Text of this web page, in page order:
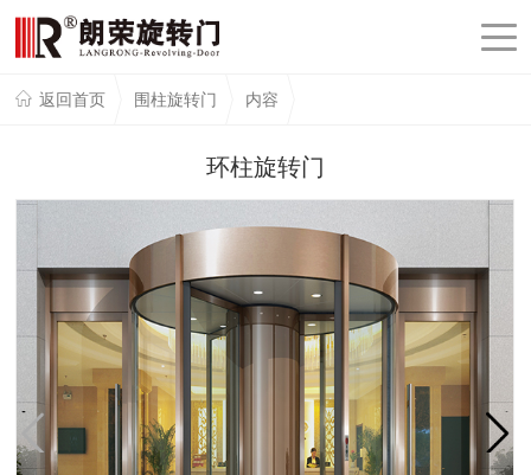
返回首页 围柱旋转门 内容
环柱旋转门